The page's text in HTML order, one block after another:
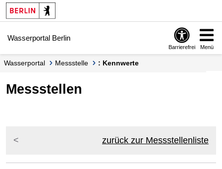
Springe zur Navigation
Springe zum Inhalt
Wasserportal Berlin
Barrierefrei Menü
Wasserportal Messstelle : Kennwerte
Messstellen
zurück zur Messstellenliste